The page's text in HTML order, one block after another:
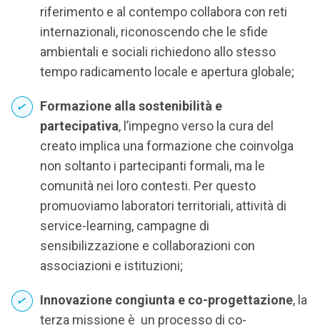
riferimento e al contempo collabora con reti
internazionali, riconoscendo che le sfide
ambientali e sociali richiedono allo stesso
tempo radicamento locale e apertura globale;
Formazione alla sostenibilità e
partecipativa, l’impegno verso la cura del
creato implica una formazione che coinvolga
non soltanto i partecipanti formali, ma le
comunità nei loro contesti. Per questo
promuoviamo laboratori territoriali, attività di
service-learning, campagne di
sensibilizzazione e collaborazioni con
associazioni e istituzioni;
Innovazione congiunta e co-progettazione, la
terza missione è un processo di co-